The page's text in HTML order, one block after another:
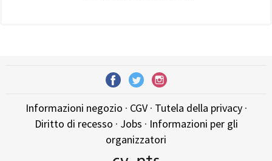
Informazioni negozio · CGV· Tutela della privacy·
Diritto di recesso · Jobs · Informazioni per gli
organizzatori